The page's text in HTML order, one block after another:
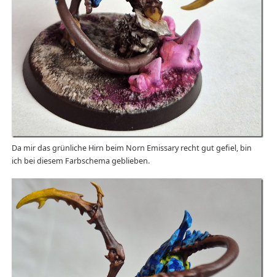
Da mir das grünliche Hirn beim Norn Emissary recht gut gefiel, bin
ich bei diesem Farbschema geblieben.